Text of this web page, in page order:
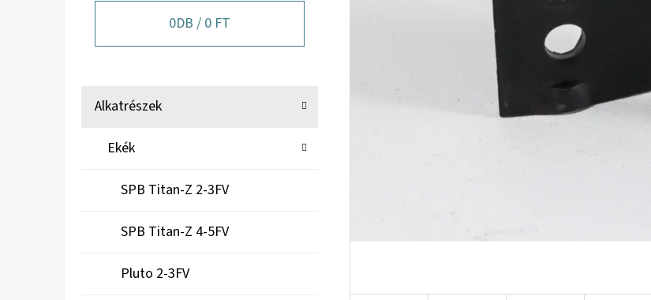
0DB / 0 FT
Kategóriák
Alkatrészek
Ekék
SPB Titan-Z 2-3FV
SPB Titan-Z 4-5FV
Pluto 2-3FV